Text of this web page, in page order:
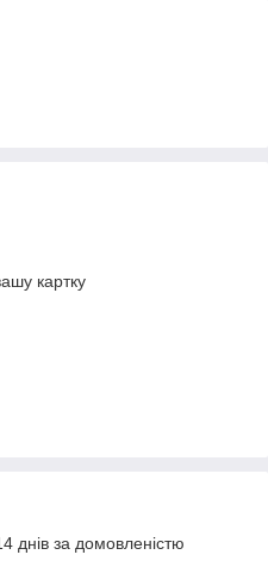
картку
днів за домовленістю